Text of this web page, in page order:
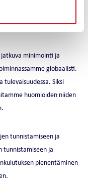
minimointi ja
globaalisti.
Siksi
huomioiden niiden
tunnistamiseen ja
tunnistamiseen ja
pienentäminen